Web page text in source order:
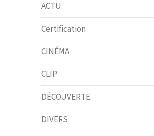
ACTU
Certification
CINÉMA
CLIP
DÉCOUVERTE
DIVERS